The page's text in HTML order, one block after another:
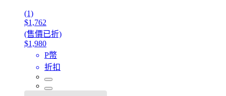
(1)
$1,762
(售價已折)
$1,980
P幣
折扣